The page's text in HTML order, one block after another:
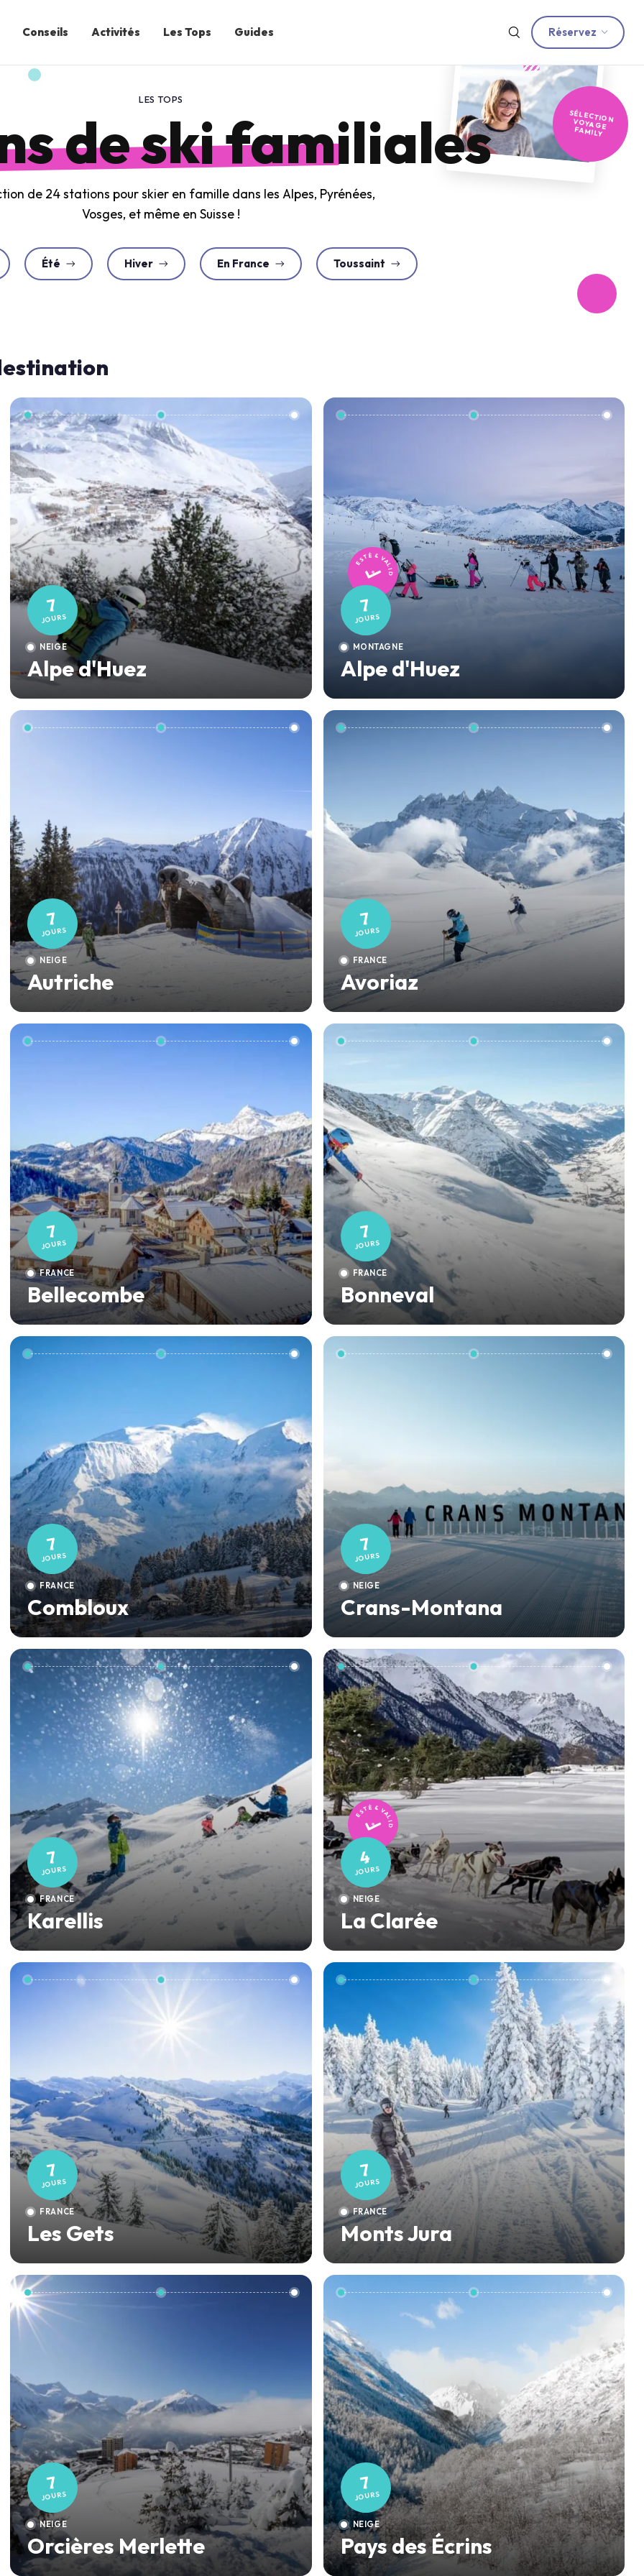
Conseils Activités Les Tops Guides Réservez
SÉLECTION
VOYAGE
FAMILY
LES TOPS
de ski familiales
de 24 stations pour skier en famille dans les Alpes, Pyrénées,
Vosges, et même en Suisse !
Été Hiver En France Toussaint
7
JOURS
NEIGE
Alpe d'Huez
TESTÉ & VALIDÉ
7
JOURS
MONTAGNE
Alpe d'Huez
7
JOURS
NEIGE
Autriche
7
JOURS
FRANCE
Avoriaz
7
JOURS
FRANCE
Bellecombe
7
JOURS
FRANCE
Bonneval
7
JOURS
FRANCE
Combloux
7
JOURS
NEIGE
Crans-Montana
7
JOURS
FRANCE
Karellis
TESTÉ & VALIDÉ
4
JOURS
NEIGE
La Clarée
7
JOURS
FRANCE
Les Gets
7
JOURS
FRANCE
Monts Jura
7
JOURS
NEIGE
Orcières Merlette
7
JOURS
NEIGE
Pays des Écrins